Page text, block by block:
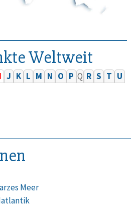
Weltweit
I J K L M N O P Q R S T U
Meer